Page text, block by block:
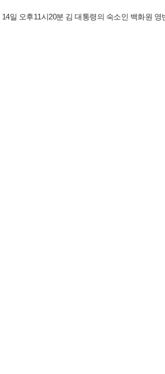
일 오후11시20분 김 대통령의 숙소인 백화원 영